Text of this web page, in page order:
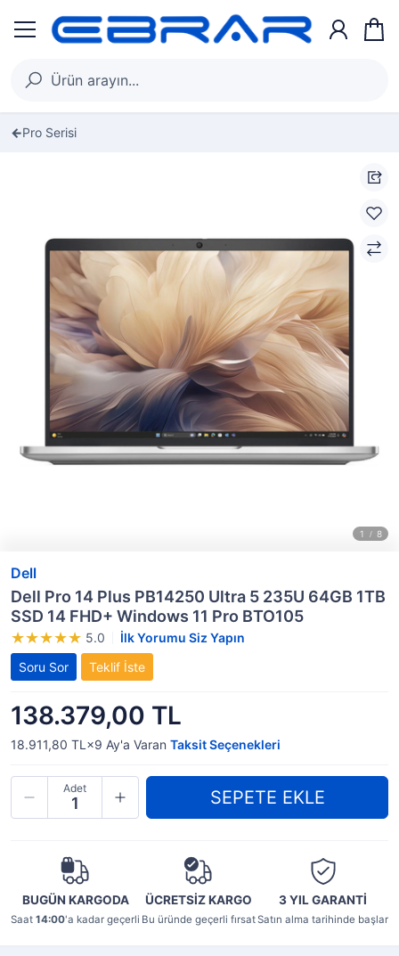
Pro Serisi
Dell
Dell Pro 14 Plus PB14250 Ultra 5 235U 64GB 1TB
SSD 14 FHD+ Windows 11 Pro BTO105
5.0
İlk Yorumu Siz Yapın
Soru Sor
Teklif İste
138.379,00 TL
18.911,80 TL×9 Ay'a Varan Taksit Seçenekleri
Adet
BUGÜN KARGODA
Saat 14:00'a kadar geçerli
ÜCRETSİZ KARGO
Bu üründe geçerli fırsat
3 YILGARANTİ
Satın alma tarihinde başlar